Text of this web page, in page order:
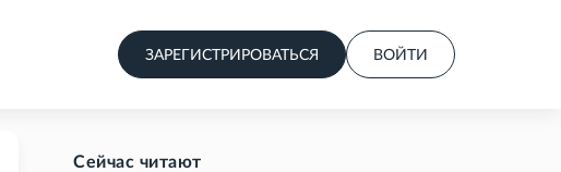
ЗАРЕГИСТРИРОВАТЬСЯ ВОЙТИ
Сейчас читают